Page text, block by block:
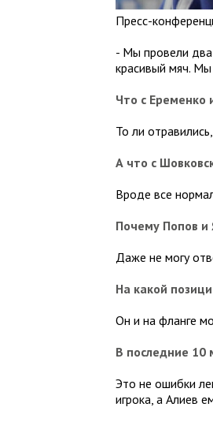
Пресс-
- Мы провели
красивый мяч.
Что с Еременко
То ли
А что с
Вроде все
Почему Попов и
Даже не могу
На какой
Он и на фланге
В последние 10
Это не ошибки
игрока, а Алиев